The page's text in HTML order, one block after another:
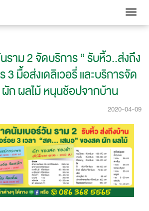
Toggle
ราม 2 จัดบริการ “ รับหิ้ว..ส่งถึง
3 มื้อส่งเดลิเวอรี่ และบริการจัด
ก ผลไม้ หนุนช้อปจากบ้าน
2020-04-09